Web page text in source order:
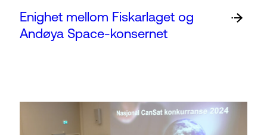
Enighet mellom Fiskarlaget og
Andøya Space-konsernet